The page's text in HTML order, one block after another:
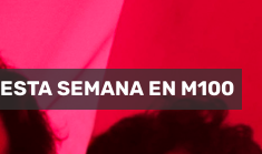
ESTA SEMANA EN M100